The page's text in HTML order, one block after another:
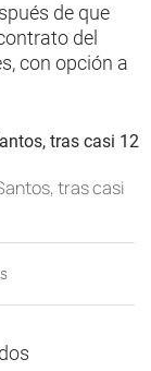
de que
del
con opción a
tras casi